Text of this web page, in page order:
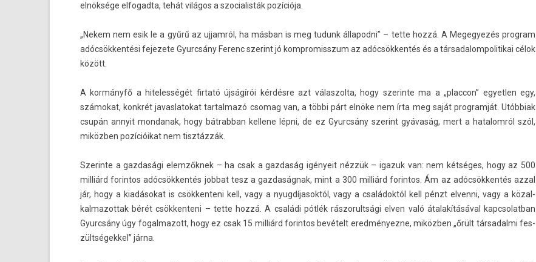
elnöksége el­fogad­ta, tehát világos a szocialis­ták pozíciója.
„Nekem nem esik le a gyűrű az uj­jamról, ha másban is meg tudunk állapod­ni” – tette hozzá. A Megegyezés pro­gram
adócsökkentési fejezete Gyurcsány Ferenc szerint jó kompromisszum az adócsökkentés és a tár­sadalom­politikai célok
között.
A kormányfő a hiteles­ségét fir­tató újságírói kérdésre azt válas­zolta, hogy szerin­te ma a „plac­con” egyetl­en egy,
számokat, konkrét javas­latokat tar­talmazó csomag van, a többi párt elnöke nem írta meg saját pro­gram­ját. Utóbbiak
csupán an­nyit mon­danak, hogy bát­rabban kel­lene lépni, de ez Gyurcsány szerint gyávaság, mert a hatalom­ról szól,
miközben pozícióikat nem tisztázzák.
Szerin­te a gaz­dasági elemzőknek – ha csak a gaz­daság igényeit nézzük – igazuk van: nem kétséges, hogy az 500
milliárd forin­tos adócsökkentés job­bat tesz a gaz­daság­nak, mint a 300 milliárd forin­tos. Ám az adócsökkentés azzal
jár, hogy a kiadásokat is csök­kenteni kell, vagy a nyug­díjasok­tól, vagy a családoktól kell pénzt el­venni, vagy a közal­
kalmazot­tak bérét csök­kenteni – tette hozzá. A családi pótlék rás­zorultsági elven való átalakításával kapcsolat­ban
Gyurcsány úgy fogal­mazott, hogy ez csak 15 milliárd forin­tos bevételt ered­ményez­ne, miközben „őrült tár­sadal­mi fes­
zültségek­kel” járna.